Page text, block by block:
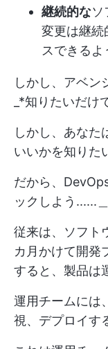
継続的なソ
変更は継続
スできるよ
しかし、アベン
_*知りたいだけ
しかし、あなた
いいかを知りた
だから、
ックしよう......
従来は、ソフト
カ月かけて開発
すると、製品は
運用チームには
視、デプロイす